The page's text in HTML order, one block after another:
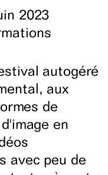
2023
autogéré
aux
de
en
avec peu de